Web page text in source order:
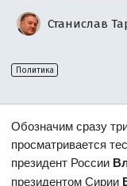
Станислав
Политика
Обозначим сразу
просматривается
президент России
президентом Сирии